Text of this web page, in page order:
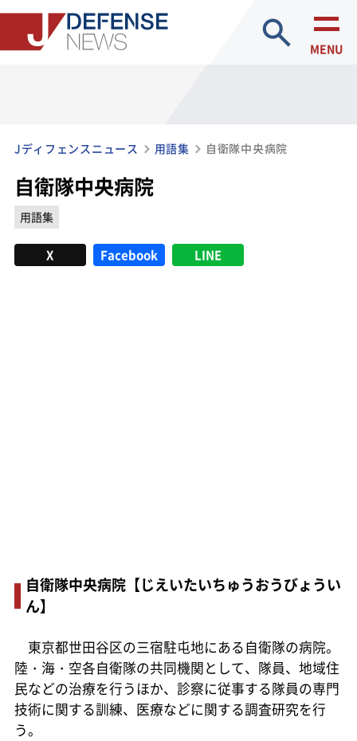
site search
MENU
Jディフェンスニュース 用語集 自衛隊中央病院
自衛隊中央病院
用語集
X Facebook LINE
自衛隊中央病院【じえいたいちゅうおうびょうい
ん】
東京都世田谷区の三宿駐屯地にある自衛隊の病院。
陸・海・空各自衛隊の共同機関として、隊員、地域住
民などの治療を行うほか、診察に従事する隊員の専門
技術に関する訓練、医療などに関する調査研究を行
う。